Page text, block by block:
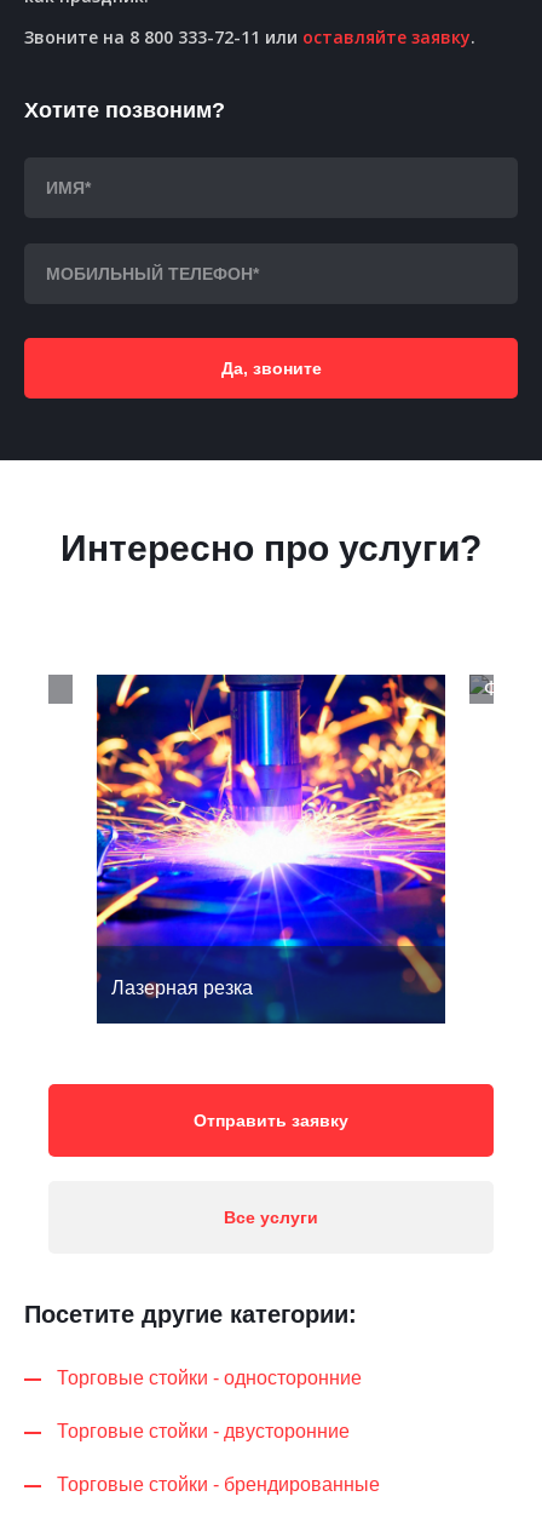
Звоните на 8 800 333-72-11 или оставляйте заявку.
Хотите позвоним?
Да, звоните
Интересно про услуги?
Лазерная резка
Отправить заявку
Все услуги
Посетите другие категории:
Торговые стойки - односторонние
Торговые стойки - двусторонние
Торговые стойки - брендированные